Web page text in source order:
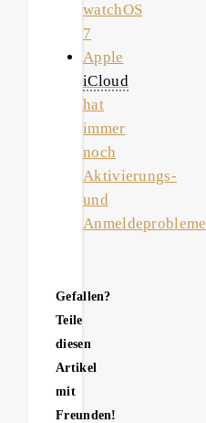
watchOS
7
Apple
iCloud
hat
immer
noch
Aktivierungs-
und
Anmeldeprobleme
Gefallen?
Teile
diesen
Artikel
mit
Freunden!